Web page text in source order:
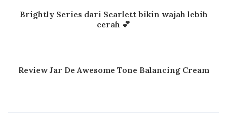
Brightly Series dari Scarlett bikin wajah lebih
cerah 💕
Review Jar De Awesome Tone Balancing Cream